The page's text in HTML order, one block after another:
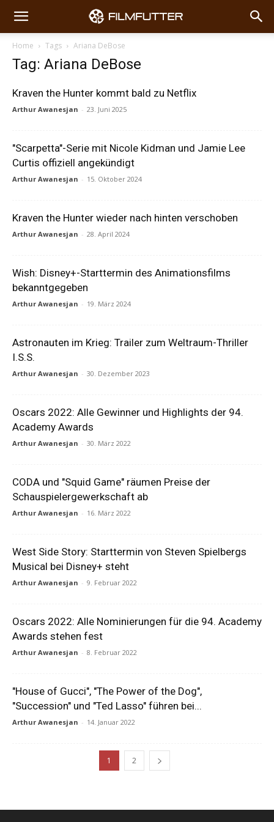
Home Tags Ariana DeBose
Tag: Ariana DeBose
Kraven the Hunter kommt bald zu Netflix
Arthur Awanesjan - 23. Juni 2025
"Scarpetta"-Serie mit Nicole Kidman und Jamie Lee
Curtis offiziell angekündigt
Arthur Awanesjan - 15. Oktober 2024
Kraven the Hunter wieder nach hinten verschoben
Arthur Awanesjan - 28. April 2024
Wish: Disney+-Starttermin des Animationsfilms
bekanntgegeben
Arthur Awanesjan - 19. März 2024
Astronauten im Krieg: Trailer zum Weltraum-Thriller
I.S.S.
Arthur Awanesjan - 30. Dezember 2023
Oscars 2022: Alle Gewinner und Highlights der 94.
Academy Awards
Arthur Awanesjan - 30. März 2022
CODA und "Squid Game" räumen Preise der
Schauspielergewerkschaft ab
Arthur Awanesjan - 16. März 2022
West Side Story: Starttermin von Steven Spielbergs
Musical bei Disney+ steht
Arthur Awanesjan - 9. Februar 2022
Oscars 2022: Alle Nominierungen für die 94. Academy
Awards stehen fest
Arthur Awanesjan - 8. Februar 2022
"House of Gucci", "The Power of the Dog",
"Succession" und "Ted Lasso" führen bei...
Arthur Awanesjan - 14. Januar 2022
1 2